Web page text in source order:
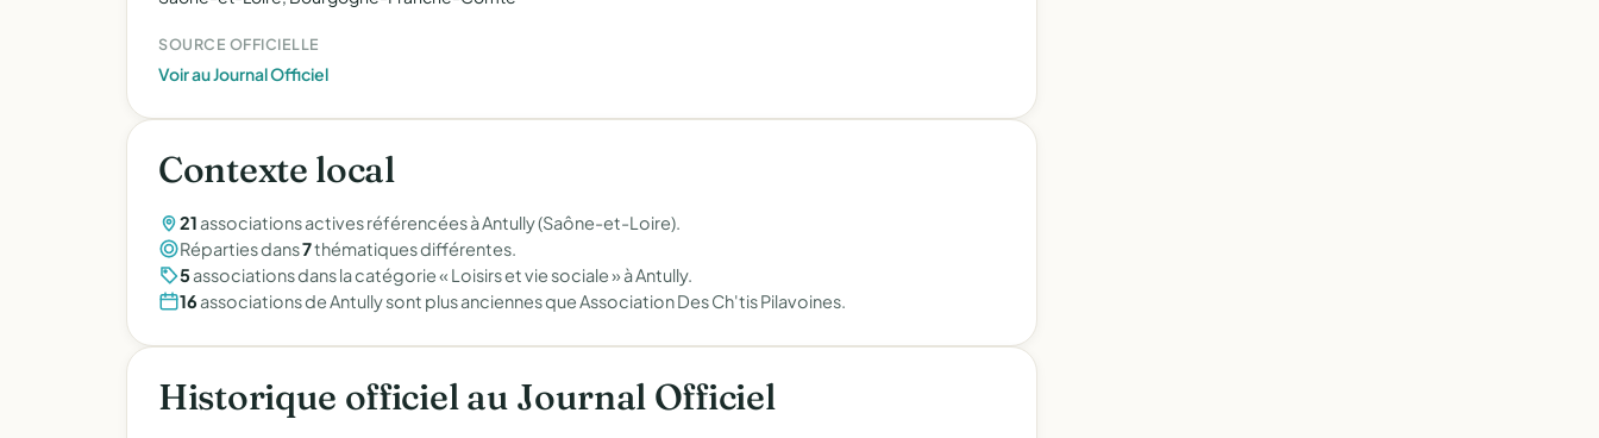
SOURCE OFFICIELLE
Voir au Journal Officiel
Contexte local
21 associations actives référencées à Antully (Saône-et-Loire).
Réparties dans7thématiques différentes.
5associations dans la catégorie « Loisirs et vie sociale » à Antully.
16 associations de Antully sont plus anciennes que Association Des Ch'tis Pilavoines.
Historique officiel au Journal Officiel